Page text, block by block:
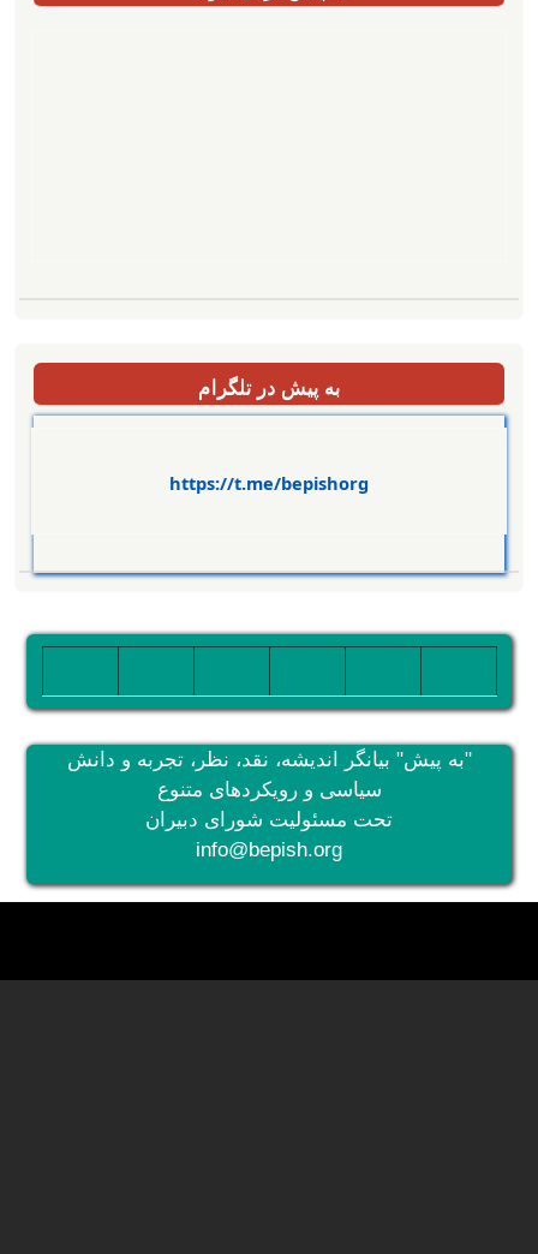
به پیش در تلگرام
https://t.me/bepishorg
"به پیش" بیانگر اندیشه، نقد، نظر، تجربه و دانش
سیاسی و رویکردهای متنوع
تحت مسئولیت شورای دبیران
info@bepish.org